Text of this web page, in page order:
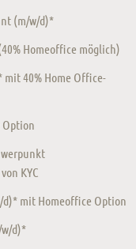
(m/w/d)*
Homeoffice möglich)
40% Home Office-
KYC
d)* mit Homeoffice Option
d)*